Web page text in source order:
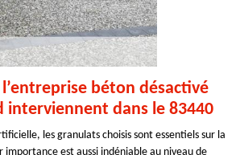
l’entreprise béton désactivé
interviennent dans le 83440
les granulats choisis sont essentiels sur la
est aussi indéniable au niveau de